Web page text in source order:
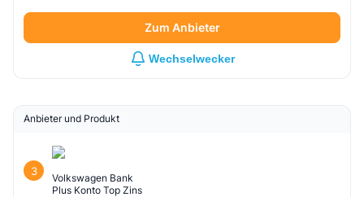
Zum Anbieter
Wechselwecker
Anbieter und Produkt
3
Volkswagen Bank
Plus Konto Top Zins